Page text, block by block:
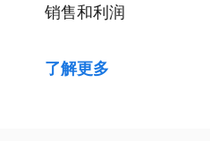
销售和利润
了解更多